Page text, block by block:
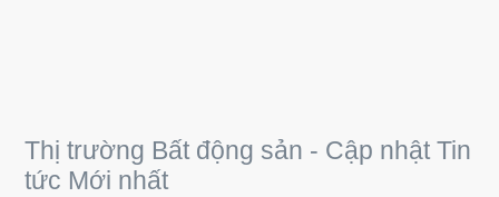
Thị trường Bất động sản - Cập nhật Tin
tức Mới nhất